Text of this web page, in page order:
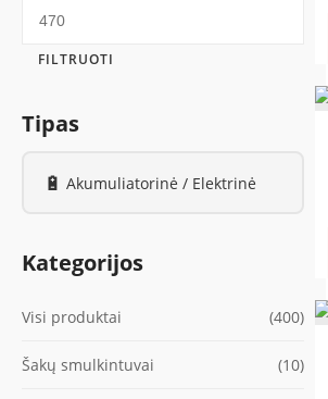
FILTRUOTI
Tipas
🔋 Akumuliatorinė / Elektrinė
Kategorijos
Visi produktai (400)
Šakų smulkintuvai (10)